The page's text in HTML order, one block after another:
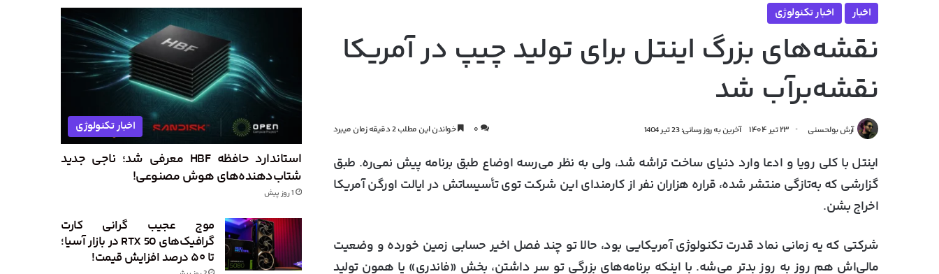
اخبار اخبار تکنولوژی
نقشه‌های بزرگ اینتل برای تولید چیپ در آمریکا
نقشه‌بر‌آب شد
آرش بولحسنی ۲۳ تیر ۱۴۰۴ آخرین به روز رسانی: 23 تیر 1404 ۰ خواندن این مطلب 2 دقیقه زمان میبرد
اینتل با کلی رویا و ادعا وارد دنیای ساخت تراشه شد، ولی به نظر می‌رسه اوضاع طبق برنامه پیش نمی‌ره. طبق
گزارشی که به‌تازگی منتشر شده، قراره هزاران نفر از کارمندای این شرکت توی تأسیساتش در ایالت اورگن آمریکا
اخراج بشن.
شرکتی که یه زمانی نماد قدرت تکنولوژی آمریکایی بود، حالا تو چند فصل اخیر حسابی زمین خورده و وضعیت
مالی‌اش هم روز به روز بدتر می‌شه. با اینکه برنامه‌های بزرگی تو سر داشتن، بخش «فاندری» یا همون تولید
اخبار تکنولوژی
استاندارد حافظه HBF معرفی شد؛ ناجی جدید
شتاب‌دهنده‌های هوش مصنوعی!
1 روز پیش
موج عجیب گرانی کارت
گرافیک‌های RTX 50 در بازار آسیا؛
تا ۵۰ درصد افزایش قیمت!